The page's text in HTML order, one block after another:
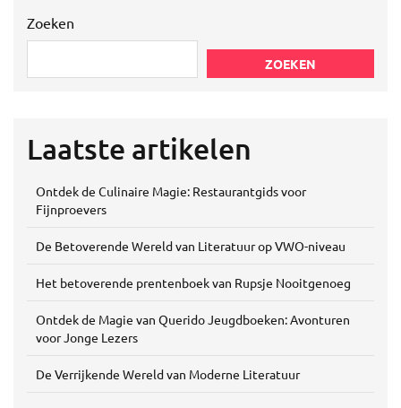
Zoeken
ZOEKEN
Laatste artikelen
Ontdek de Culinaire Magie: Restaurantgids voor
Fijnproevers
De Betoverende Wereld van Literatuur op VWO-niveau
Het betoverende prentenboek van Rupsje Nooitgenoeg
Ontdek de Magie van Querido Jeugdboeken: Avonturen
voor Jonge Lezers
De Verrijkende Wereld van Moderne Literatuur